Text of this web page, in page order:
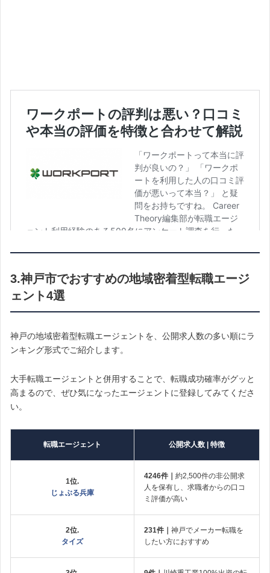
3.神戸市でおすすめの地域密着型転職エージ
ェント4選
神戸の地域密着型転職エージェントを、公開求人数の多い順にラ
ンキング形式でご紹介します。
大手転職エージェントと併用することで、転職成功確率がグッと
高まるので、ぜひ気になったエージェントに登録してみてくださ
い。
転職エージェント 公開求人数 | 特徴
1位.
じょぶる兵庫
4246件｜ 約2,500件の非公開求
人を保有し、求職者からの口コ
ミ評価が高い
2位.
タイズ
231件｜ 神戸でメーカー転職を
したい方におすすめ